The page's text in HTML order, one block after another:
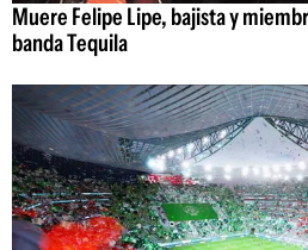
Muere Felipe Lipe, bajista y
banda Tequila